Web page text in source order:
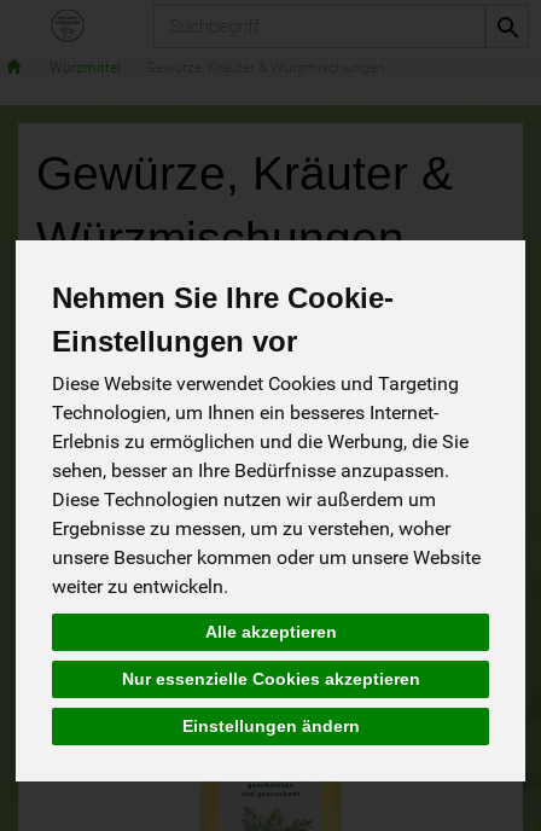
Nehmen Sie Ihre Cookie-
Einstellungen vor
Diese Website verwendet Cookies und Targeting
Technologien, um Ihnen ein besseres Internet-
Erlebnis zu ermöglichen und die Werbung, die Sie
sehen, besser an Ihre Bedürfnisse anzupassen.
Diese Technologien nutzen wir außerdem um
Ergebnisse zu messen, um zu verstehen, woher
unsere Besucher kommen oder um unsere Website
weiter zu entwickeln.
Alle akzeptieren
Nur essenzielle Cookies akzeptieren
Einstellungen ändern
Würzmittel
Gewürze, Kräuter &
Würzmischungen
56 von 1241
Hersteller Allergene